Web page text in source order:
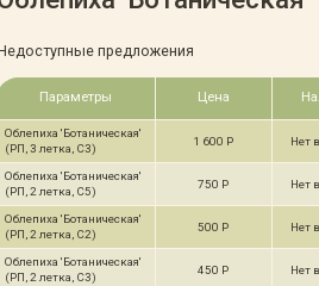
предложения
Параметры Цена
Облепиха 'Ботаническая'
(РП, 3 летка, С3)
1 600 Р Нет
Облепиха 'Ботаническая'
(РП, 2 летка, С5)
750 Р Нет
Облепиха 'Ботаническая'
(РП, 2 летка, С2)
500 Р Нет
Облепиха 'Ботаническая'
(РП, 2 летка, С3)
450 Р Нет